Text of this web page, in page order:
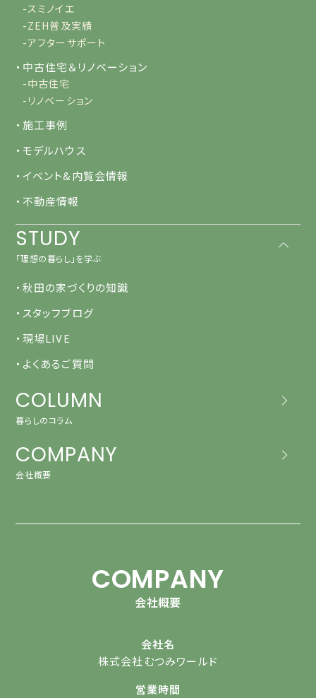
-スミノイエ
-ZEH普及実績
-アフターサポート
・中古住宅＆リノベーション
-中古住宅
-リノベーション
・施工事例
・モデルハウス
・イベント&内覧会情報
・不動産情報
STUDY
「理想の暮らし」を学ぶ
・秋田の家づくりの知識
・スタッフブログ
・現場LIVE
・よくあるご質問
COLUMN
暮らしのコラム
COMPANY
会社概要
COMPANY
会社概要
会社名
株式会社むつみワールド
営業時間